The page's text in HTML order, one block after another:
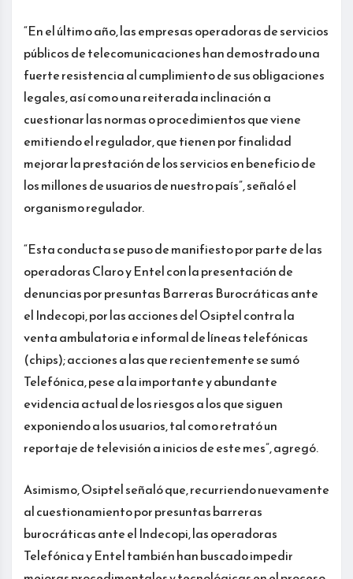
“En el último año, las empresas operadoras de servicios
públicos de telecomunicaciones han demostrado una
fuerte resistencia al cumplimiento de sus obligaciones
legales, así como una reiterada inclinación a
cuestionar las normas o procedimientos que viene
emitiendo el regulador, que tienen por finalidad
mejorar la prestación de los servicios en beneficio de
los millones de usuarios de nuestro país”, señaló el
organismo regulador.
“Esta conducta se puso de manifiesto por parte de las
operadoras Claro y Entel con la presentación de
denuncias por presuntas Barreras Burocráticas ante
el Indecopi, por las acciones del Osiptel contra la
venta ambulatoria e informal de líneas telefónicas
(chips); acciones a las que recientemente se sumó
Telefónica, pese a la importante y abundante
evidencia actual de los riesgos a los que siguen
exponiendo a los usuarios, tal como retrató un
reportaje de televisión a inicios de este mes”, agregó.
Asimismo, Osiptel señaló que, recurriendo nuevamente
al cuestionamiento por presuntas barreras
burocráticas ante el Indecopi, las operadoras
Telefónica y Entel también han buscado impedir